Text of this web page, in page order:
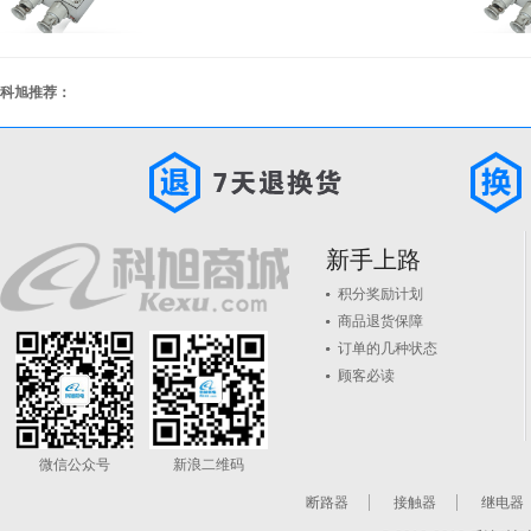
科旭推荐：
微信公众号 新浪二维码
新手上路
积分奖励计划
商品退货保障
订单的几种状态
顾客必读
断路器 接触器 继电器